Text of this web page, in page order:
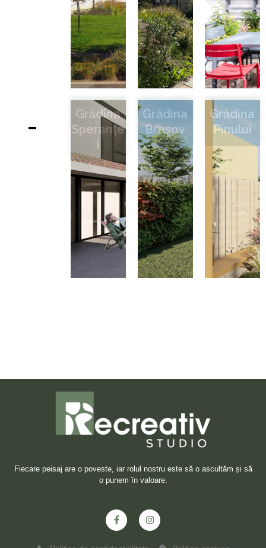
Grădina
Speranțe
I
Grădina
Brașov
Grădina
Pinului
Fiecare peisaj are o poveste, iar rolul nostru este să o ascultăm și să
o punem în valoare.